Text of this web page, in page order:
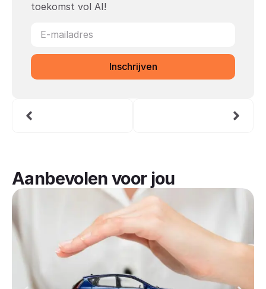
toekomst vol AI!
Inschrijven
Aanbevolen voor jou